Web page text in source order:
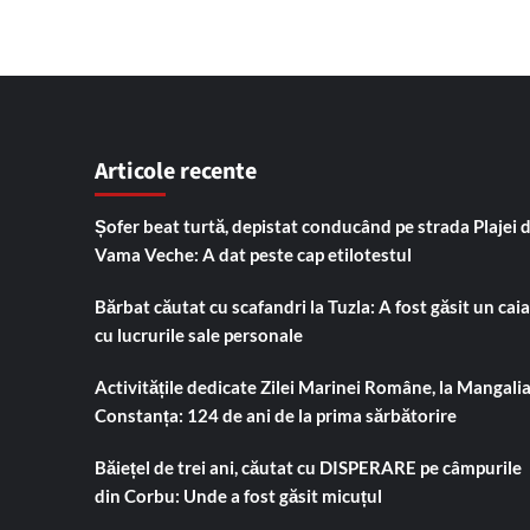
Articole recente
Șofer beat turtă, depistat conducând pe strada Plajei
Vama Veche: A dat peste cap etilotestul
Bărbat căutat cu scafandri la Tuzla: A fost găsit un
cu lucrurile sale personale
Activitățile dedicate Zilei Marinei Române, la
Constanța: 124 de ani de la prima sărbătorire
Băiețel de trei ani, căutat cu DISPERARE pe câmpurile
din Corbu: Unde a fost găsit micuțul